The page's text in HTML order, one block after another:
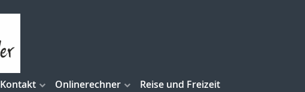
Kontakt Onlinerechner Reise und Freizeit